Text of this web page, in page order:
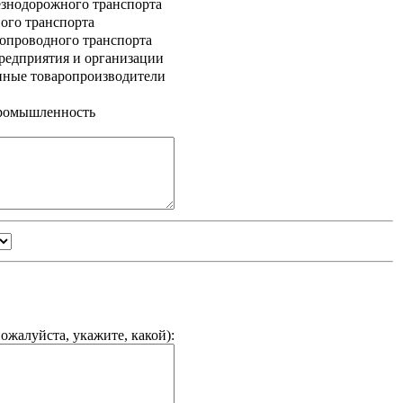
транспорта
транспорта
транспорта
и организации
товаропроизводители
укажите, какой):